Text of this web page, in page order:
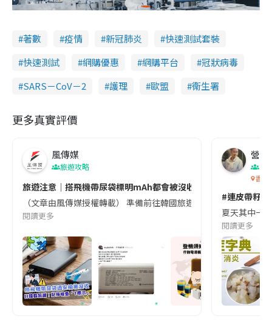
著數 疫情 新冠肺炎
快速測試套裝
快速測試
網購優惠 網購平台
冠狀病毒
SARS－CoV－2
護理 歐盟 衞生署
更多真實評價
風傳媒
旅遊攻略
旅遊注意｜搭飛機帶尿袋標明mAh都會被沒收😱出發前切記檢查
（文章由風傳媒授權轉載） 準備前往韓國旅遊的民眾，近期要
閱讀更多
營養
香港
#連皮帶籽
夏天其中一
閱讀更多